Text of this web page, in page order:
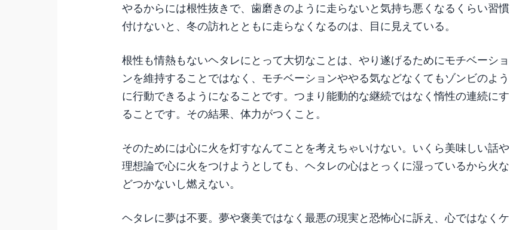
やるからには根性抜きで、歯磨きのように走らないと気持ち悪くなるくらい習慣
付けないと、冬の訪れとともに走らなくなるのは、目に見えている。
根性も情熱もないヘタレにとって大切なことは、やり遂げるためにモチベーショ
ンを維持することではなく、モチベーションややる気などなくてもゾンビのよう
に行動できるようになることです。つまり能動的な継続ではなく惰性の連続にす
ることです。その結果、体力がつくこと。
そのためには心に火を灯すなんてことを考えちゃいけない。いくら美味しい話や
理想論で心に火をつけようとしても、ヘタレの心はとっくに湿っているから火な
どつかないし燃えない。
ヘタレに夢は不要。夢や褒美ではなく最悪の現実と恐怖心に訴え、心ではなくケ